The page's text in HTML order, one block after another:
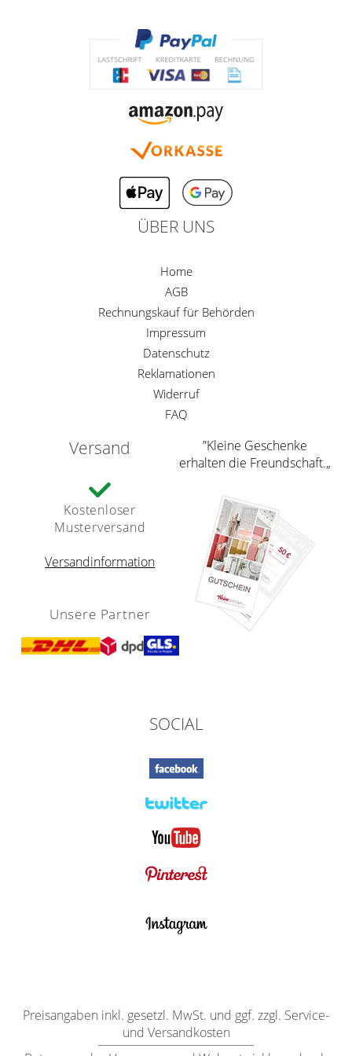
ÜBER UNS
Home
AGB
Rechnungskauf für Behörden
Impressum
Datenschutz
Reklamationen
Widerruf
FAQ
Versand
Kostenloser
Musterversand
Versandinformation
Unsere Partner
”Kleine Geschenke
erhalten die Freundschaft.„
SOCIAL
Preisangaben inkl. gesetzl. MwSt. und ggf. zzgl. Service-
und Versandkosten